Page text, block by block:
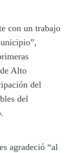
con un trabajo
Alto
del
del
agradeció “al